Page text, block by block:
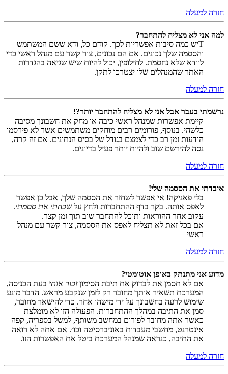
חזרה למעלה
למה אני לא מצליח להתחבר?
Tיש כמה סיבות אפשריות לכך. קודם כל, ודא ששם המשתמש
והססמה שלך נכונים. אם הם נכונים, צור קשר עם מנהל ראשי כדי
לוודא שלא נחסמת. לחילופין, יכול להיות שיש שגיאה בהגדרות
האתר שהמנהלים שלו יצטרכו לתקן.
חזרה למעלה
נרשמתי בעבר אבל אני לא מצליח להתחבר יותר?!
קיימת אפשרות שמנהל ראשי כיבה או מחק את חשבונך מסיבה
כלשהי. בנוסף, פורומים רבים מוחקים משתמשים אשר לא פירסמו
הודעות זמן רב כדי לצמצם בגודל של בסיס הנתונים. אם זה קרה,
נסה להירשם שוב ולהיות יותר פעיל בדיונים.
חזרה למעלה
איבדתי את הססמה שלי!
בלי פאניקה! אי אפשר לשחזר את הססמה שלך, אבל כן אפשר
לאפס אותה. בקר בדף ההתחברות ולחץ עלשכחתי את ססמתי.
עקוב אחר ההוראות ותוכל להתחבר שוב תוך זמן קצר.
אם בכל זאת לא תצליח לאפס את הססמה, צור קשר עם מנהל
ראשי
חזרה למעלה
מדוע אני מתנתק באופן אוטומטי?
אם לא תסמן את לבדוק את תיבת הסימוןזכור אותי בעת הכניסה,
המערכת תשאיר אותך מחובר רק לזמן שנקבע מראש. הדבר מונע
שימוש לרעה בחשבונך על ידי מישהו אחר. כדי להישאר מחובר,
סמן את התיבה במהלך ההתחברות. הפעולה הזו לא מומלצת
כאשר אתה מחובר לפורום במחשב משותף, למשל בספריה, קפה
אינטרנט, מחשבי מעבדות באוניברסיטה וכו׳. אם אתה לא רואה
את התיבה, כנראה שמנהל המערכת ביטל את האפשרות הזו.
חזרה למעלה